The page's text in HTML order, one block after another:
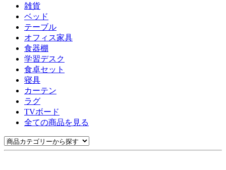
雑貨
ベッド
テーブル
オフィス家具
食器棚
学習デスク
食卓セット
寝具
カーテン
ラグ
TVボード
全ての商品を見る